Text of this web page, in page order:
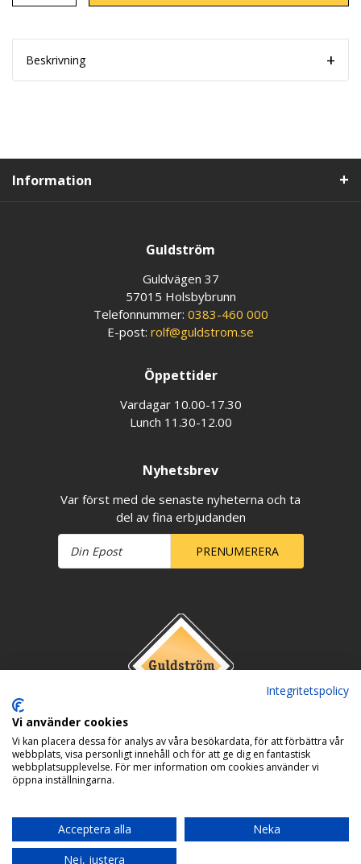
Beskrivning
Information
Guldström
Guldvägen 37
57015 Holsbybrunn
Telefonnummer: 0383-460 000
E-post: rolf@guldstrom.se
Öppettider
Vardagar 10.00-17.30
Lunch 11.30-12.00
Nyhetsbrev
Var först med de senaste nyheterna och ta
del av fina erbjudanden
PRENUMERERA
Integritetspolicy
Vi använder cookies
Vi kan placera dessa för analys av våra besökardata, för att förbättra vår
webbplats, visa personligt innehåll och för att ge dig en fantastisk
webbplatsupplevelse. För mer information om cookies använder vi
öppna inställningarna.
Acceptera alla
Neka
Nej, justera